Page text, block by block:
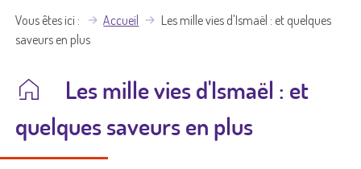
Vous êtes ici Accueil
Les mille vies d'Ismaël : et quelques
saveurs en plus
Les mille vies d'Ismaël : et
quelques saveurs en plus